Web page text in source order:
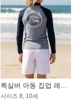
사이즈 8, 10세